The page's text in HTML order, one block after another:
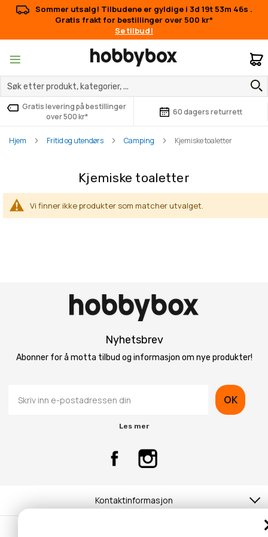
Sommer utsalg! Tilbudene er gyldige i 3d 19t 53m 46s .
Gratis frakt for bestillinger over 500 kr*
Se tilbud!
Gratis levering på bestillinger
over 500 kr*
60 dagers returrett
Hjem Fritid og utendørs Camping Kjemiske toaletter
Kjemiske toaletter
Vi finner ikke produkter som matcher utvalget.
Nyhetsbrev
Abonner for å motta tilbud og informasjon om nye produkter!
OK
Les mer
Kontaktinformasjon